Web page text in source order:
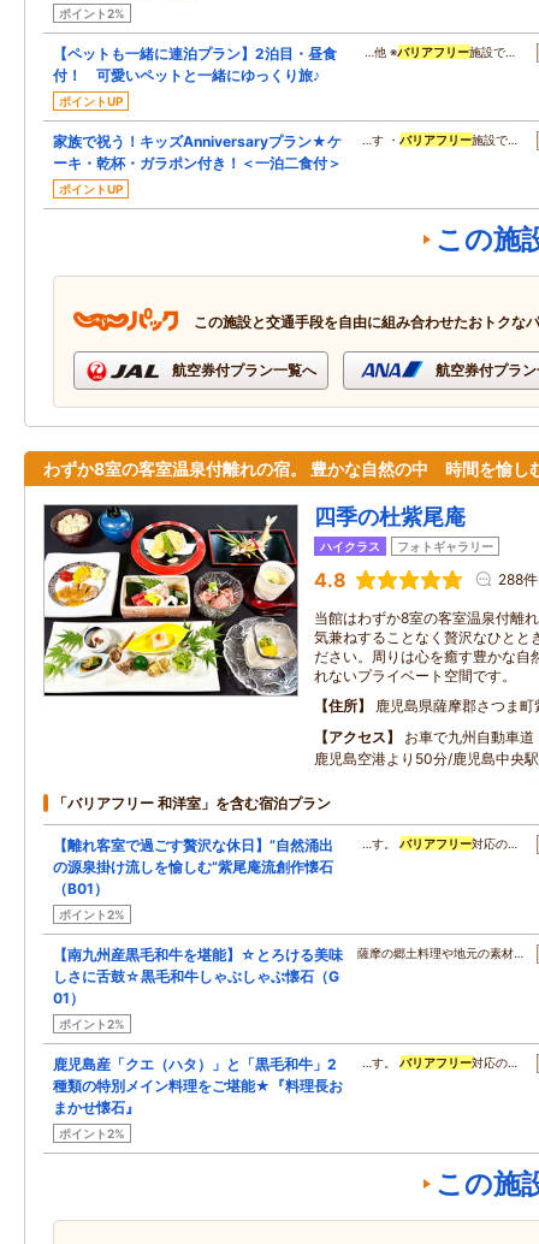
ポイント2%
【ペットも一緒に連泊プラン】2泊目・昼食
付！ 可愛いペットと一緒にゆっくり旅♪
ポイントUP
…他 ※バリアフリー施設で…
家族で祝う！キッズAnniversaryプラン★ケ
ーキ・乾杯・ガラポン付き！＜一泊二食付＞
ポイントUP
…す ・バリアフリー施設で…
この施
この施設と交通手段を自由に組み合わせたおトクな
航空券付プラン一覧へ 航空券付プラ
わずか8室の客室温泉付離れの宿。 豊かな自然の中 時間を愉し
四季の杜紫尾庵
ハイクラス フォトギャラリー
4.8 288件
当館はわずか8室の客室温泉付離
気兼ねすることなく贅沢なひとと
ださい。周りは心を癒す豊かな自
れないプライベート空間です。
住所
鹿児島県薩摩郡さつま
アクセス
お車で九州自動車
鹿児島空港より50分/鹿児島中央
「バリアフリー 和洋室」を含む宿泊プラン
【離れ客室で過ごす贅沢な休日】”自然涌出
の源泉掛け流しを愉しむ”紫尾庵流創作懐石
（B01）
ポイント2%
…す。バリアフリー対応の…
【南九州産黒毛和牛を堪能】☆とろける美味
しさに舌鼓☆黒毛和牛しゃぶしゃぶ懐石（G
01）
ポイント2%
薩摩の郷土料理や地元の素材…
鹿児島産「クエ（ハタ）」と「黒毛和牛」2
種類の特別メイン料理をご堪能★『料理長お
まかせ懐石』
ポイント2%
…す。バリアフリー対応の…
この施